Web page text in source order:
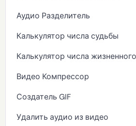
Аудио Разделитель
Калькулятор числа судьбы
Калькулятор числа
Видео Компрессор
Создатель GIF
Удалить аудио из видео